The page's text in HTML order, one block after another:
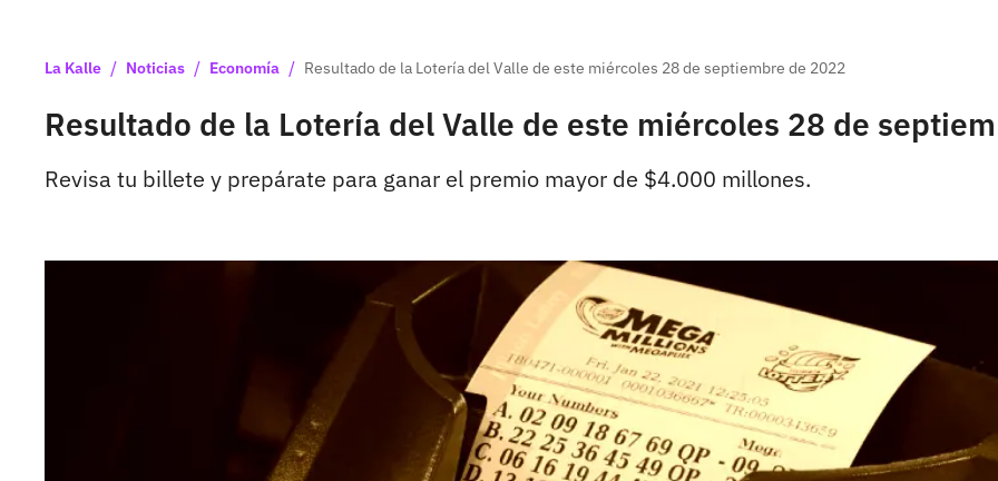
La Kalle / Noticias / Economía / Resultado de la Lotería del Valle de este miércoles 28 de septiembre de 2022
Resultado de la Lotería del Valle de este miércoles 28 de
Revisa tu billete y prepárate para ganar el premio mayor de $4.000 millones.